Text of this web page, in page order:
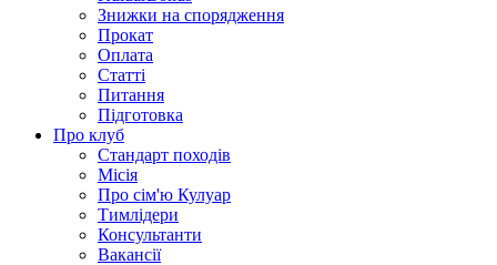
Знижки на спорядження
Прокат
Оплата
Статті
Питання
Підготовка
Про клуб
Стандарт походів
Місія
Про сім'ю Кулуар
Тимлідери
Консультанти
Вакансії